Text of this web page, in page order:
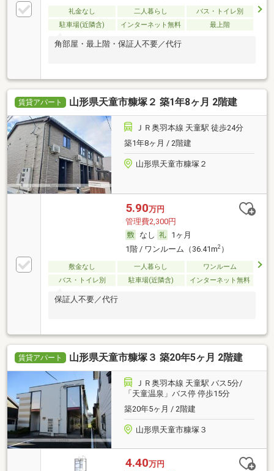
礼金なし 二人暮らし
バス・トイレ別
駐車場(近隣含)
インターネット無料 最上階
角部屋・最上階・保証人不要／代行
賃貸アパート 山形県天童市糠塚２ 築1年8ヶ月 2階建
ＪＲ奥羽本線 天童駅 徒歩24分
築1年8ヶ月 / 2階建
山形県天童市糠塚２
5.90万円
管理費2,300円
なし
1ヶ月
1階 / ワンルーム（36.41m2）
敷金なし 一人暮らし
ワンルーム
バス・トイレ別
駐車場(近隣含) インターネット無料
保証人不要／代行
賃貸アパート 山形県天童市糠塚３ 築20年5ヶ月 2階建
ＪＲ奥羽本線 天童駅 バス5分/
「天童温泉」バス停 停歩15分
築20年5ヶ月 / 2階建
山形県天童市糠塚３
4.40万円